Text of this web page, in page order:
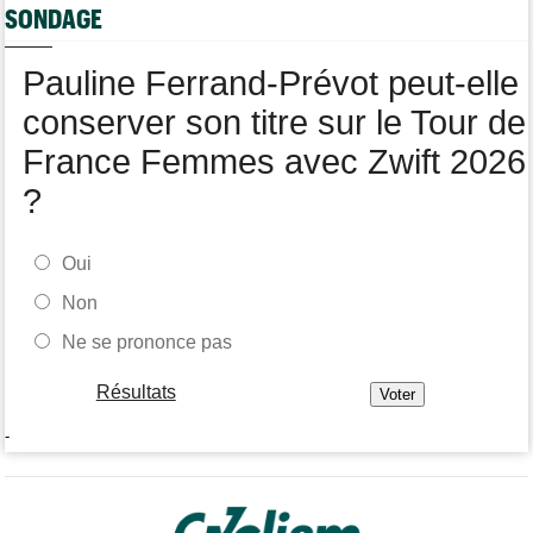
SONDAGE
Pauline Ferrand-Prévot peut-elle
conserver son titre sur le Tour de
France Femmes avec Zwift 2026
?
Oui
Non
Ne se prononce pas
Résultats
-